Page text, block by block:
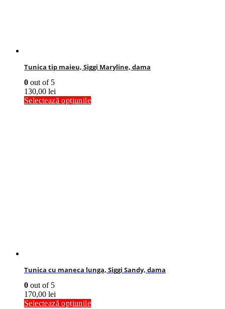
Tunica tip maieu, Siggi Maryline, dama
0 out of 5
130,00 lei
Selectează opțiunile
Tunica cu maneca lunga, Siggi Sandy, dama
0 out of 5
170,00 lei
Selectează opțiunile